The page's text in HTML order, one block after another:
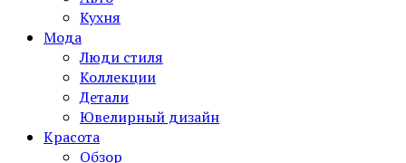
Кухня
Мода
Люди стиля
Коллекции
Детали
Ювелирный дизайн
Красота
Обзор